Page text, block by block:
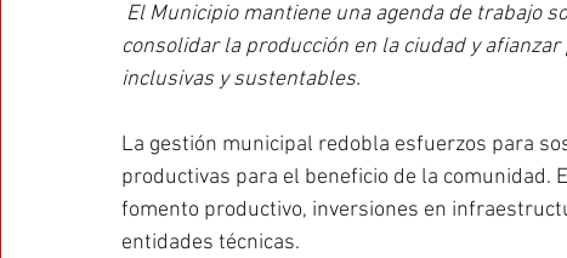
El Municipio mantiene una agenda de trabajo
consolidar la producción en la ciudad y
inclusivas y sustentables.
La gestión municipal redobla esfuerzos para
productivas para el beneficio de la comunidad.
fomento productivo, inversiones en
entidades técnicas.